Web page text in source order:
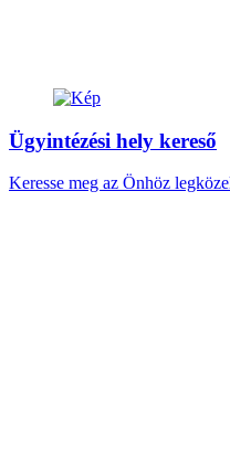
Ügyintézési hely kereső
Keresse meg az Önhöz